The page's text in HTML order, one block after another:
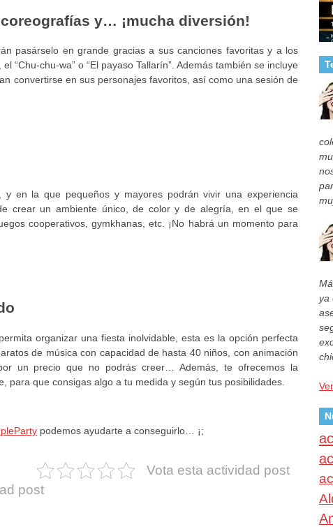
y… ¡mucha diversión!
pasárselo en grande gracias a sus canciones favoritas y a los
“Chu-chu-wa” o “El payaso Tallarín”. Además también se incluye
convertirse en sus personajes favoritos, así como una sesión de
en la que pequeños y mayores podrán vivir una experiencia
crear un ambiente único, de color y de alegría, en el que se
cooperativos, gymkhanas, etc. ¡No habrá un momento para
organizar una fiesta inolvidable, esta es la opción perfecta
de música con capacidad de hasta 40 niños, con animación
un precio que no podrás creer… Además, te ofrecemos la
para que consigas algo a tu medida y según tus posibilidades.
podemos ayudarte a conseguirlo… ¡;
Vota esta actividad post
post
ya